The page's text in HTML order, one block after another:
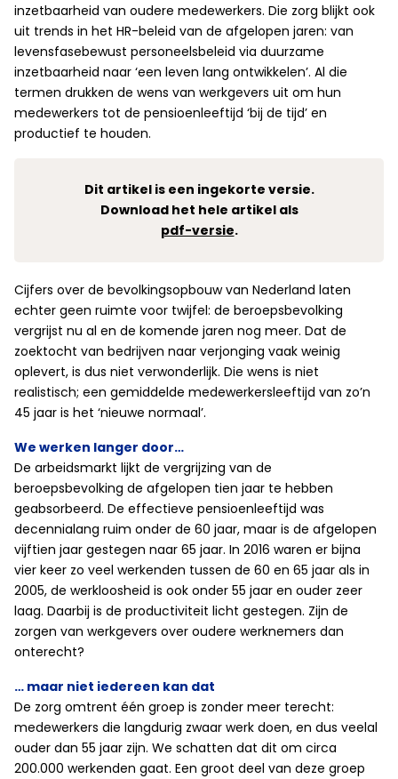
inzetbaarheid van oudere medewerkers. Die zorg blijkt ook
uit trends in het HR-beleid van de afgelopen jaren: van
levensfasebewust personeelsbeleid via duurzame
inzetbaarheid naar ‘een leven lang ontwikkelen’. Al die
termen drukken de wens van werkgevers uit om hun
medewerkers tot de pensioenleeftijd ‘bij de tijd’ en
productief te houden.
Dit artikel is een ingekorte versie.
Download het hele artikel als
pdf-versie.
Cijfers over de bevolkingsopbouw van Nederland laten
echter geen ruimte voor twijfel: de beroepsbevolking
vergrijst nu al en de komende jaren nog meer. Dat de
zoektocht van bedrijven naar verjonging vaak weinig
oplevert, is dus niet verwonderlijk. Die wens is niet
realistisch; een gemiddelde medewerkersleeftijd van zo’n
45 jaar is het ‘nieuwe normaal’.
We werken langer door…
De arbeidsmarkt lijkt de vergrijzing van de
beroepsbevolking de afgelopen tien jaar te hebben
geabsorbeerd. De effectieve pensioenleeftijd was
decennialang ruim onder de 60 jaar, maar is de afgelopen
vijftien jaar gestegen naar 65 jaar. In 2016 waren er bijna
vier keer zo veel werkenden tussen de 60 en 65 jaar als in
2005, de werkloosheid is ook onder 55 jaar en ouder zeer
laag. Daarbij is de productiviteit licht gestegen. Zijn de
zorgen van werkgevers over oudere werknemers dan
onterecht?
… maar niet iedereen kan dat
De zorg omtrent één groep is zonder meer terecht:
medewerkers die langdurig zwaar werk doen, en dus veelal
ouder dan 55 jaar zijn. We schatten dat dit om circa
200.000 werkenden gaat. Een groot deel van deze groep